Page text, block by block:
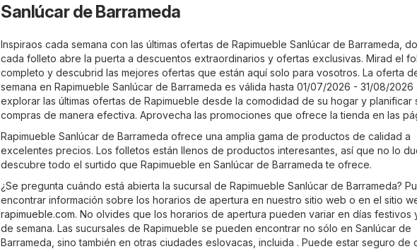
Sanlúcar de Barrameda
Inspiraos cada semana con las últimas ofertas de Rapimueble Sanlúcar de Barrameda,
cada folleto abre la puerta a descuentos extraordinarios y ofertas exclusivas. Mirad el
completo y descubrid las mejores ofertas que están aquí solo para vosotros. La oferta
semana en Rapimueble Sanlúcar de Barrameda es válida hasta 01/07/2026 - 31/08/2026
explorar las últimas ofertas de Rapimueble desde la comodidad de su hogar y planificar
compras de manera efectiva. Aprovecha las promociones que ofrece la tienda en las
Rapimueble Sanlúcar de Barrameda ofrece una amplia gama de productos de calidad a
excelentes precios. Los folletos están llenos de productos interesantes, así que no lo
descubre todo el surtido que Rapimueble en Sanlúcar de Barrameda te ofrece.
¿Se pregunta cuándo está abierta la sucursal de Rapimueble Sanlúcar de Barrameda?
encontrar información sobre los horarios de apertura en nuestro sitio web o en el sitio
rapimueble.com. No olvides que los horarios de apertura pueden variar en días festivos
de semana. Las sucursales de Rapimueble se pueden encontrar no sólo en Sanlúcar de
Barrameda, sino también en otras ciudades eslovacas, incluida . Puede estar seguro de